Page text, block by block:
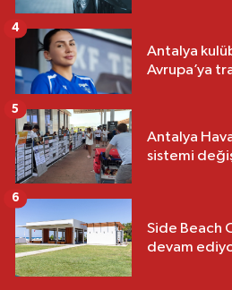
Antalya
Avrupa’ya
4
Antalya
sistemi
5
Side Beach
devam
6